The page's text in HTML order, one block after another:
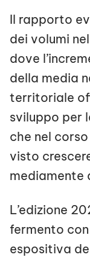
Il rapporto
dei volumi
dove
della media
territoriale
sviluppo per
che nel
visto
mediamente
L’edizione
fermento
espositiva